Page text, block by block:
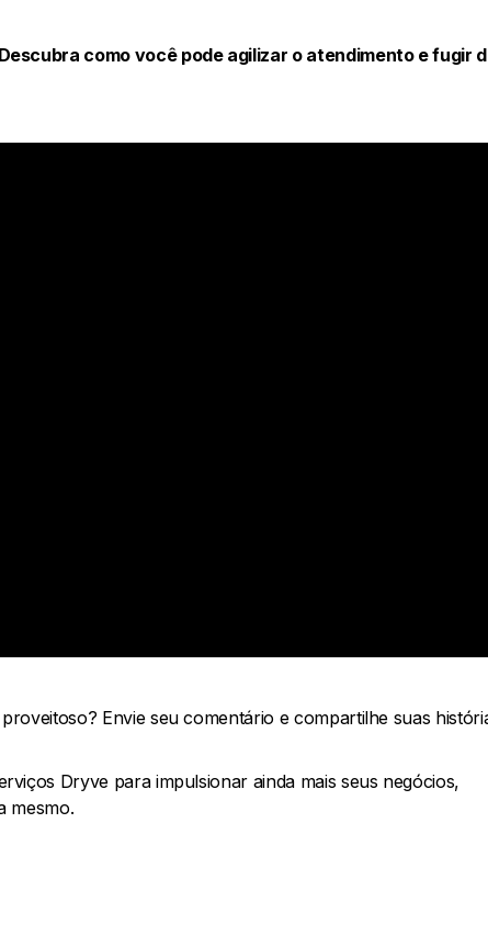
como você pode agilizar o atendimento e fugir
Envie seu comentário e compartilhe suas
Dryve para impulsionar ainda mais seus negócios,
mesmo.